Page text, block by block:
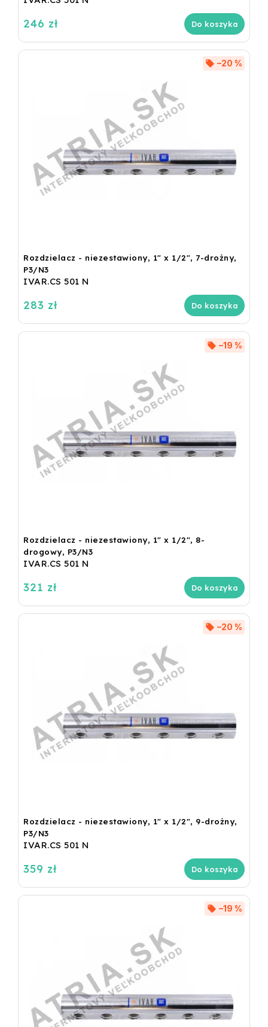
246 zł Do koszyka
Rozdzielacz - niezestawiony, 1" x 1/2", 7-drożny,
P3/N3
IVAR.CS 501 N
–20 %
283 zł Do koszyka
Rozdzielacz - niezestawiony, 1" x 1/2", 8-
drogowy, P3/N3
IVAR.CS 501 N
–19 %
321 zł Do koszyka
Rozdzielacz - niezestawiony, 1" x 1/2", 9-drożny,
P3/N3
IVAR.CS 501 N
–20 %
359 zł Do koszyka
–19 %